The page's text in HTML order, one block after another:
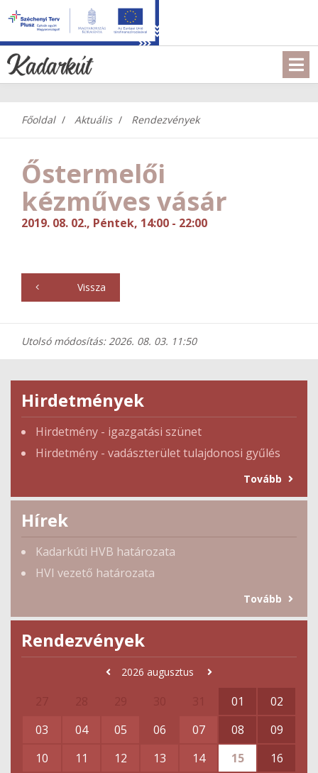
Főoldal Aktuális Rendezvények
Őstermelői
kézműves vásár
2019. 08. 02., Péntek, 14:00 - 22:00
Vissza
Utolsó módosítás: 2026. 08. 03. 11:50
Hirdetmények
Hirdetmény - igazgatási szünet
Hirdetmény - vadászterület tulajdonosi gyűlés
Tovább
Hírek
Kadarkúti HVB határozata
HVI vezető határozata
Tovább
Rendezvények
2026 augusztus
01
02
03
04 05 06 07 08
09
10
11 12 13 14 15
16